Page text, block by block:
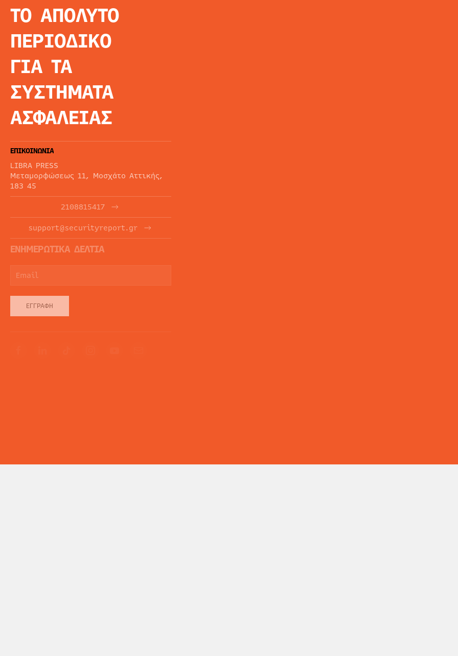
ΤΟ ΑΠΟΛΥΤΟ
ΠΕΡΙΟΔΙΚΟ
ΓΙΑ ΤΑ
ΣΥΣΤΗΜΑΤΑ
ΑΣΦΑΛΕΙΑΣ
ΕΠΙΚΟΙΝΩΝΙΑ
LIBRA PRESS
Μεταμορφώσεως 11, Μοσχάτο Αττικής,
183 45
2108815417
support@securityreport.gr
ΕΝΗΜΕΡΩΤΙΚΑ ΔΕΛΤΙΑ
ΕΓΓΡΑΦΉ